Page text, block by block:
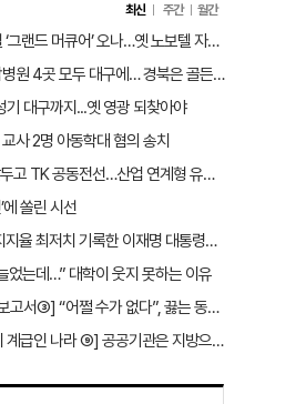
최신 주간 월간
동성로에 글로벌 호텔 ‘그랜드 머큐어’ 오나…옛 노보텔 자리 사무실 개설
뇌졸중 전문 상급종합병원 4곳 모두 대구에… 경북은 골든타임 사각지대
대구까지...옛 영광 되찾아야
사 2명 아동학대 혐의 송치
2차 공공기관 이전 앞두고 TK 공동전선…산업 연계형 유치 승부수
에 쏠린 시선
[뉴스 분석] 취임 후 지지율 최저치 기록한 이재명 대통령…왜?
었는데…” 대학이 웃지 못하는 이유
[대구·경북 기후재난 보고서③] “어쩔 수가 없다”, 끓는 동해…‘절멸 위기’ 경북 수산업
[특별기획-사는 곳이 계급인 나라 ⑨] 공공기관은 지방으로 왔지만, 그들이 사는 곳은 서울이었다